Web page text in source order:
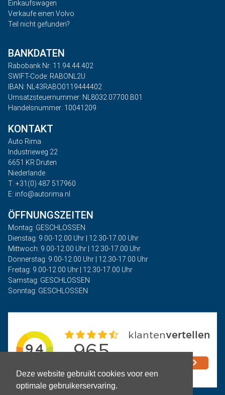
Deze website gebruikt cookies voor een
optimale gebruikerservaring.
Einkaufswagen
Verkaufe einen Volvo
Teil nicht gefunden?
BANKDATEN
Rabobank Nr: 11.94.44.402
SWIFT-Code: RABONL2U
IBAN: NL43RABO0119444402
Umsatzsteuernummer: NL8032.07700.B01
Handelsnummer: 10041209
KONTAKT
Auto Rima
Industrieweg 22
6651 KR Druten
Niederlande
T: +31(0) 487 517960
E: info@autorima.nl
ÖFFNUNGSZEITEN
Montag: GESCHLOSSEN
Dienstag: 9.00-12.00 Uhr | 12.30-17.00 Uhr
Mittwoch: 9.00-12.00 Uhr | 12.30-17.00 Uhr
Donnerstag: 9.00-12.00 Uhr | 12.30-17.00 Uhr
Freitag: 9.00-12.00 Uhr | 12.30-17.00 Uhr
Samstag: GESCHLOSSEN
Sonntag: GESCHLOSSEN